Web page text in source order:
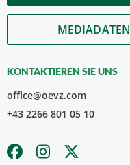
MEDIADATEN
KONTAKTIEREN SIE UNS
office@oevz.com
+43 2266 801 05 10